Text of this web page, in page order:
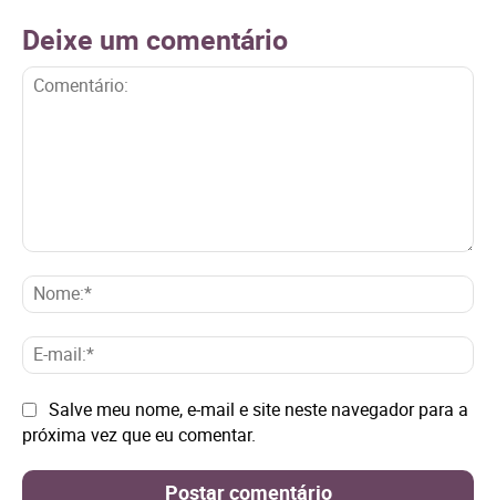
Deixe um comentário
E-
Site: Salve meu nome, e-mail e site neste navegador para a
próxima vez que eu comentar.